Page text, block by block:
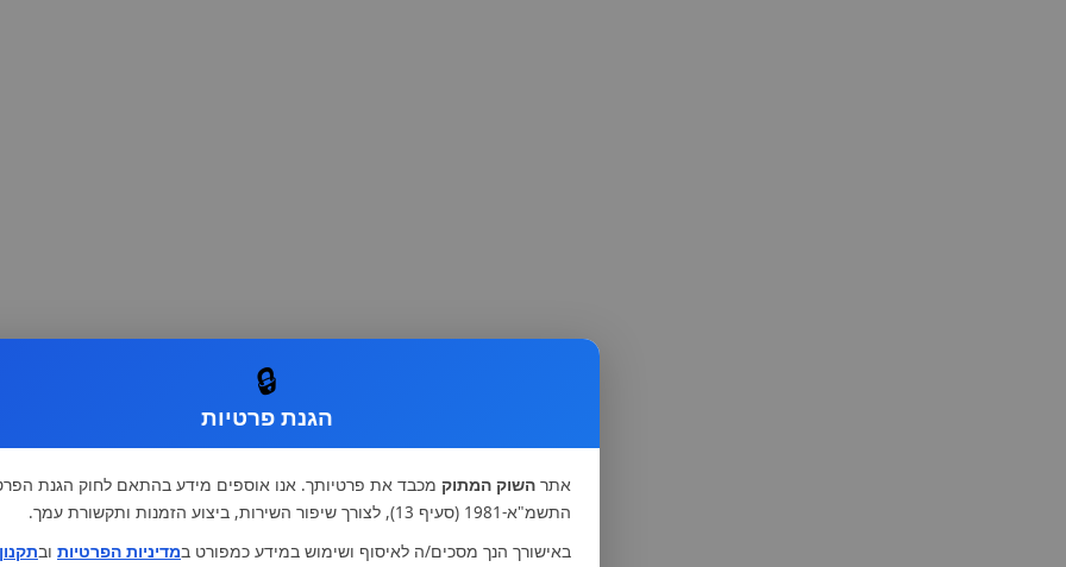
🔒
הגנת פרטיות
אתר השוק המתוק מכבד את פרטיותך. אנו אוספים מידע בהתאם לחוק הגנת
התשמ"א-1981 (סעיף 13), לצורך שיפור השירות, ביצוע הזמנות ותקשורת עמך.
באישורך הנך מסכים/ה לאיסוף ושימוש במידע כמפורט במדיניות הפרטיות ובתקנון